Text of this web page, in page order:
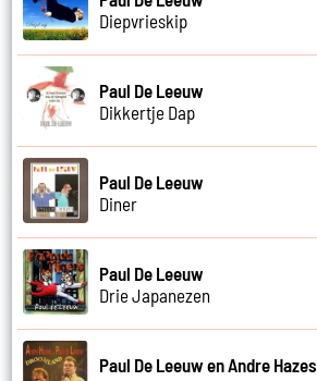
Diepvrieskip
Paul De Leeuw
Dikkertje Dap
Paul De Leeuw
Diner
Paul De Leeuw
Drie Japanezen
Paul De Leeuw en Andre Hazes